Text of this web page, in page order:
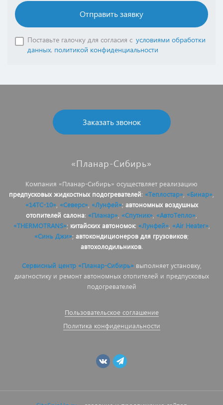
Отправить заявку
Поставьте галочку для согласия с условиями обработки
данных, политикой конфиденциальности
Заказать звонок
«Планар-Сибирь»
Компания «Планар-Сибирь» осуществляет реализацию
предпусковых жидкостных подогревателей: «Теплостар» «Бинар»
«14ТС-10», «Северс», «Лунфей»; автономных воздушных
отопителей салона: «Планар» «Спутник» «АвтоТепло»
«THERMOTRANS»; китайских автономок: «Лунфей», «Air Heater»,
«Синь Джи»; автокондиционеров для грузовиков;
автохолодильников.
Сервисный центр «Планар-Сибирь»выполняет установку,
диагностику и ремонт автономных отопителей и предпусковых
подогревателей
Пользовательское соглашение
Политика конфиденциальности